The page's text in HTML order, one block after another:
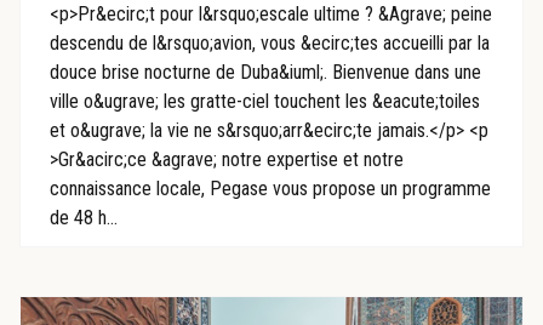
<p>Pr&ecirc;t pour l&rsquo;escale ultime ? &Agrave; peine
descendu de l&rsquo;avion, vous &ecirc;tes accueilli par la
douce brise nocturne de Duba&iuml;. Bienvenue dans une
ville o&ugrave; les gratte-ciel touchent les &eacute;toiles
et o&ugrave; la vie ne s&rsquo;arr&ecirc;te jamais.</p> <p
>Gr&acirc;ce &agrave; notre expertise et notre
connaissance locale, Pegase vous propose un programme
de 48 h...